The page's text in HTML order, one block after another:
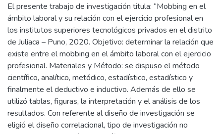
El presente trabajo de investigación titula: “Mobbing en el
ámbito laboral y su relación con el ejercicio profesional en
los institutos superiores tecnológicos privados en el distrito
de Juliaca – Puno, 2020. Objetivo: determinar la relación que
existe entre el mobbing en el ámbito laboral con el ejercicio
profesional. Materiales y Método: se dispuso el método
científico, analítico, metódico, estadístico, estadístico y
finalmente el deductivo e inductivo. Además de ello se
utilizó tablas, figuras, la interpretación y el análisis de los
resultados. Con referente al diseño de investigación se
eligió el diseño correlacional, tipo de investigación no